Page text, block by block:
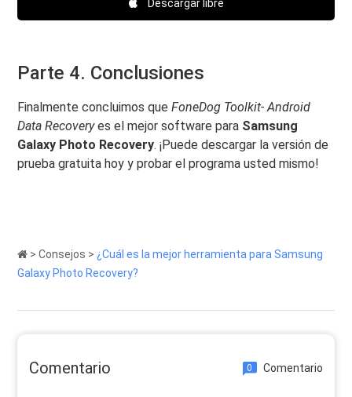
Descargar libre
Parte 4. Conclusiones
Finalmente concluimos queFoneDog Toolkit- Android
Data Recoveryes el mejor software para Samsung
Galaxy Photo Recovery. ¡Puede descargar la versión de
prueba gratuita hoy y probar el programa usted mismo!
>Consejos >¿Cuál es la mejor herramienta para Samsung
Galaxy Photo Recovery?
Comentario 0 Comentario